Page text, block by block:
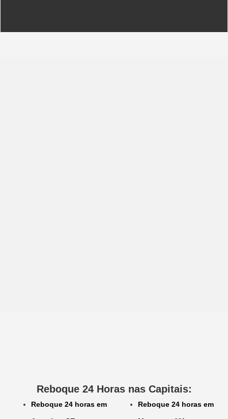
Reboque 24 Horas nas Capitais:
Reboque 24 horas em Reboque 24 horas em